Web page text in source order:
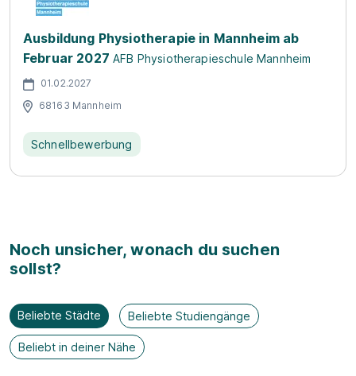
Ausbildung Physiotherapie in Mannheim ab
Februar 2027 AFB Physiotherapieschule Mannheim
01.02.2027
68163 Mannheim
Schnellbewerbung
Noch unsicher, wonach du suchen
sollst?
Beliebte Städte Beliebte Studiengänge
Beliebt in deiner Nähe